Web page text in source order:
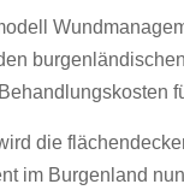
die
im Burgenland